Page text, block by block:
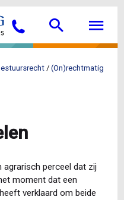
Bellen Search
(On)rechtmatig
agrarisch perceel dat zij
moment dat een
verklaard om beide